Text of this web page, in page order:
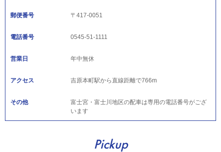
郵便番号 〒417-0051
電話番号 0545-51-1111
営業日 年中無休
アクセス 吉原本町駅から直線距離で766m
その他
富士宮・富士川地区の配車は専用の電話番号がござ
います
Pickup